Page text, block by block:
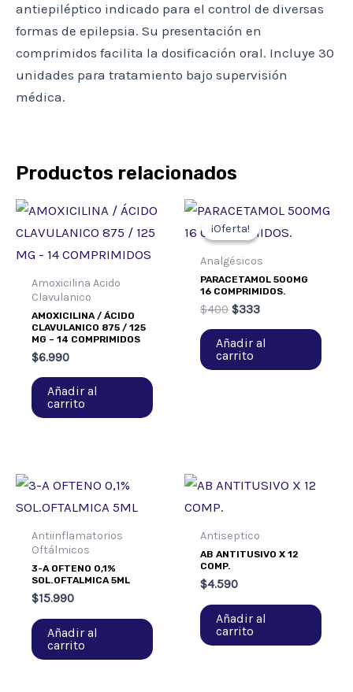
antiepiléptico indicado para el control de diversas
formas de epilepsia. Su presentación en
comprimidos facilita la dosificación oral. Incluye 30
unidades para tratamiento bajo supervisión
médica.
Productos relacionados
Amoxicilina Acido
Clavulanico
AMOXICILINA / ÁCIDO
CLAVULANICO 875 / 125
MG – 14 COMPRIMIDOS
$6.990
Añadir al
carrito
¡Oferta!
¡Oferta!
Analgésicos
PARACETAMOL 500MG
16 COMPRIMIDOS.
$400 El
original
era:
$400.
$333El
actual
$333.
Añadir al
carrito
Antiinflamatorios
Oftálmicos
3-A OFTENO 0,1%
SOL.OFTALMICA 5ML
$15.990
Añadir al
carrito
Antiseptico
AB ANTITUSIVO X 12
COMP.
$4.590
Añadir al
carrito